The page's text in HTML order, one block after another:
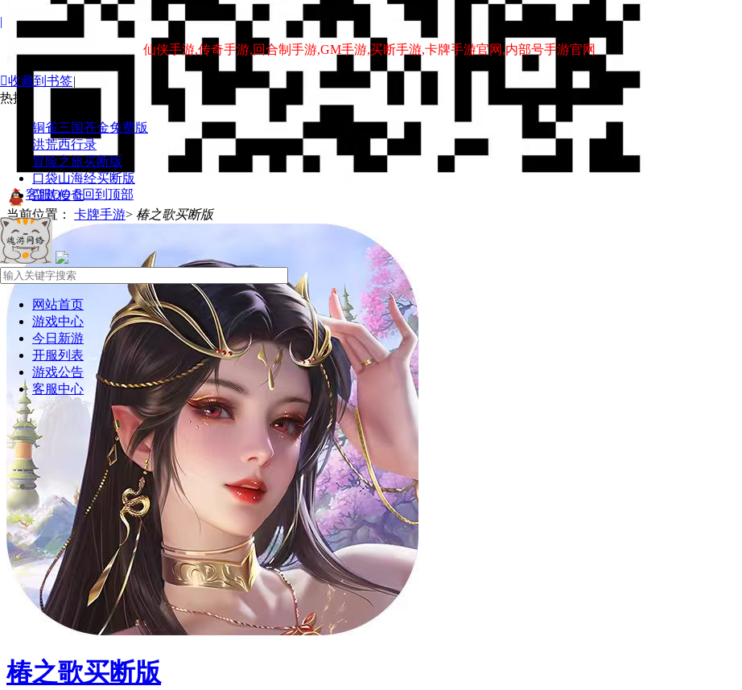
|
仙侠手游,传奇手游,回合制手游,GM手游,买断手游,卡牌手游官网,内部号手游官网
收藏到书签|
热搜 :
铜雀三国苍金免费版
洪荒西行录
冒险之旅买断版
口袋山海经买断版
蛮荒传奇
网站首页
游戏中心
今日新游
开服列表
游戏公告
客服中心
客服QQ 回到顶部
当前位置：
卡牌手游> 椿之歌买断版
椿之歌买断版